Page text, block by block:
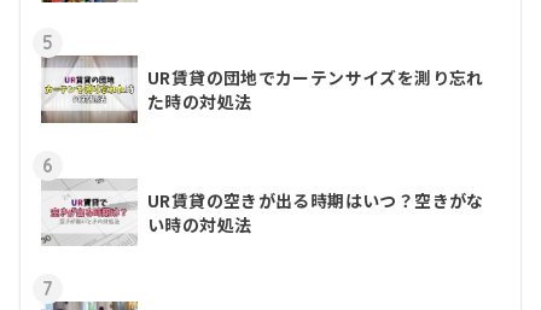
5
UR賃貸の団地でカーテンサイズを測り忘れ
た時の対処法
6
UR賃貸の空きが出る時期はいつ？空きがな
い時の対処法
7